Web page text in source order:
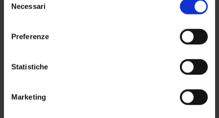
modificare o revocare il proprio consenso in qualsiasi
momento dalla Dichiarazione sui cookie o facendo clic
raccogliere informazioni sulla tua posizione
geografica, con un'approssimazione di qualche
Identificare il tuo dispositivo, scansionandolo
delNecessari
Preferenze
Statistiche
Marketing